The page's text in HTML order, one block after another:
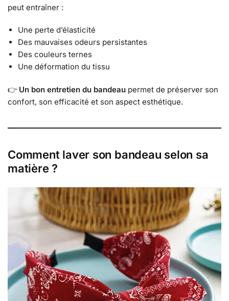
peut entraîner :
Une perte d’élasticité
Des mauvaises odeurs persistantes
Des couleurs ternes
Une déformation du tissu
👉 Un bon entretien du bandeau permet de préserver son
confort, son efficacité et son aspect esthétique.
Comment laver son bandeau selon sa
matière ?